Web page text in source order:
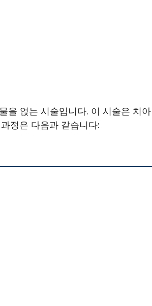
을 얹는 시술입니다. 이 시술은 치아
정은 다음과 같습니다: